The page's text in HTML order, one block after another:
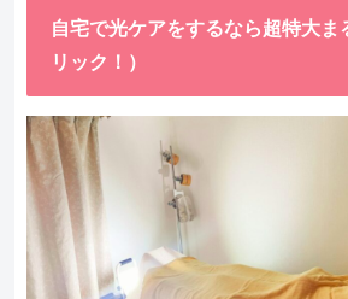
自宅で光ケアをするなら超特大ま
リック！）